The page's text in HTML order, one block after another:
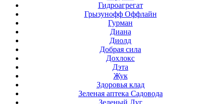
Гидроагрегат
Грызунофф Оффлайн
Гурман
Диана
Диолд
Добрая сила
Дохлокс
Дэта
Жук
Здоровья клад
Зеленая аптека Садовода
Зеленый Луг